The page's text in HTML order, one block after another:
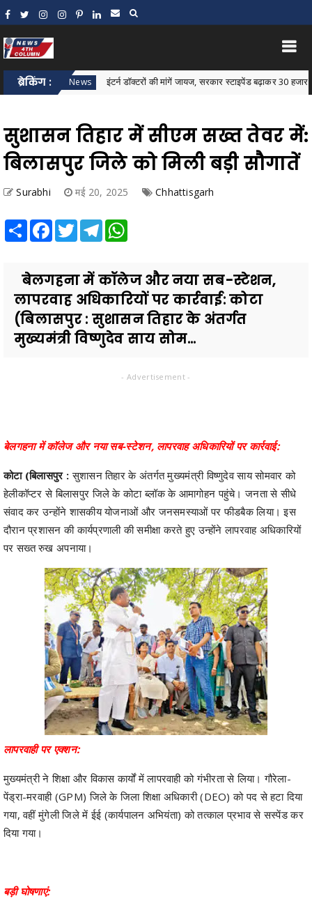
ब्रेकिंग :
Bastar News इंटर्न डॉक्टरों की मांगें जायज, सरकार स्टाइपेंड बढ़ाकर 30 हजार रुपये करे:
सुशासन तिहार में सीएम सख्त तेवर में:
बिलासपुर जिले को मिली बड़ी सौगातें
Surabhi मई 20, 2025 Chhattisgarh
Share Facebook
TwitterTelegram
बेलगहना में कॉलेज और नया सब-स्टेशन,
लापरवाह अधिकारियों पर कार्रवाई: कोटा
(बिलासपुर : सुशासन तिहार के अंतर्गत
मुख्यमंत्री विष्णुदेव साय सोम...
- Advertisement -
बेलगहना में कॉलेज और नया सब-स्टेशन, लापरवाह अधिकारियों पर कार्रवाई:
कोटा (बिलासपुर :सुशासन तिहार के अंतर्गत मुख्यमंत्री विष्णुदेव साय सोमवार को
हेलीकॉप्टर से बिलासपुर जिले के कोटा ब्लॉक के आमागोहन पहुंचे। जनता से सीधे
संवाद कर उन्होंने शासकीय योजनाओं और जनसमस्याओं पर फीडबैक लिया। इस
दौरान प्रशासन की कार्यप्रणाली की समीक्षा करते हुए उन्होंने लापरवाह अधिकारियों
पर सख्त रुख अपनाया।
लापरवाही पर एक्शन:
मुख्यमंत्री ने शिक्षा और विकास कार्यों में लापरवाही को गंभीरता से लिया। गौरेला-
पेंड्रा-मरवाही (GPM) जिले के जिला शिक्षा अधिकारी (DEO) को पद से हटा दिया
गया, वहीं मुंगेली जिले में ईई (कार्यपालन अभियंता) को तत्काल प्रभाव से सस्पेंड कर
दिया गया।
बड़ी घोषणाएं: